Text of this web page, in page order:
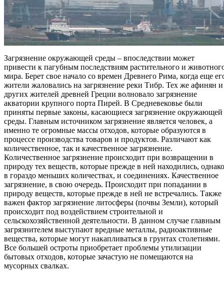
Загрязнение окружающей среды – впоследствии может
привести к пагубным последствиям растительного и
мира. Берет свое начало со времен Древнего Рима, когда еще
жители жаловались на загрязнение реки Тибр. Тех же афинян и
других жителей древней Греции волновало загрязнение
акватории крупного порта Пирей. В Средневековье были
приняты первые законы, касающиеся загрязнение окружающей
среды. Главным источником загрязнение является человек, а
именно те огромные массы отходов, которые образуются в
процессе производства товаров и продуктов. Различают как
количественное, так и качественное загрязнение.
Количественное загрязнение происходит при возвращении в
природу тех веществ, которые прежде в ней находились, однако
в гораздо меньших количествах, и соединениях. Качественное
загрязнение, в свою очередь. Происходит при попадании в
природу веществ, которые прежде в ней не встречались. Также
важен фактор загрязнение литосферы (почвы Земли), который
происходит под воздействием строительной и
сельскохозяйственной деятельности. В данном случае главным
загрязнителем выступают вредные металлы, радиоактивные
вещества, которые могут накапливаться в грунтах столетиями.
Все большей остроты приобретает проблемы утилизации
бытовых отходов, которые зачастую не помещаются на
мусорных свалках.